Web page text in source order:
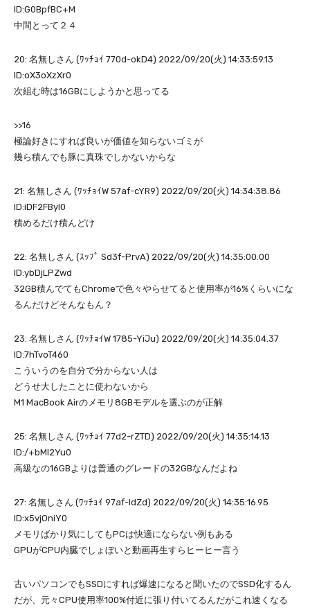
ID:G0BpfBC+M
中間とって２４
20: 名無しさん (ﾜｯﾁｮｲ 770d-okD4) 2022/09/20(火) 14:33:59.13
ID:oX3oXzXr0
次組む時は16GBにしようかと思ってる
>>16
極論好きにすれば良いが価値を知らないゴミが
幾ら積んでも豚に真珠でしかないからな
21: 名無しさん (ﾜｯﾁｮｲW 57af-cYR9) 2022/09/20(火) 14:34:38.86
ID:iDF2FByl0
積めるだけ積んどけ
22: 名無しさん (ｽｯﾌﾟ Sd3f-PrvA) 2022/09/20(火) 14:35:00.00
ID:ybDjLPZwd
32GB積んでてもChromeで色々やらせてると使用率が16%くらいにな
るんだけどそんなもん？
23: 名無しさん (ﾜｯﾁｮｲW 1785-YiJu) 2022/09/20(火) 14:35:04.37
ID:7hTvoT460
こういうのを自分で分からない人は
どうせ大したことに使わないから
M1 MacBook Airのメモリ8GBモデルを選ぶのが正解
25: 名無しさん (ﾜｯﾁｮｲ 77d2-rZTD) 2022/09/20(火) 14:35:14.13
ID:/+bMI2Yu0
高級なの16GBよりは普通のグレードの32GBなんだよね
27: 名無しさん (ﾜｯﾁｮｲ 97af-ldZd) 2022/09/20(火) 14:35:16.95
ID:x5vjOniY0
メモリばかり気にしてもPCは快適にならない例もある
GPUがCPU内臓でしょぼいと動画再生すらヒーヒー言う
古いパソコンでもSSDにすれば爆速になると聞いたのでSSD化するん
だが、元々CPU使用率100%付近に張り付いてるんだがこれ速くなる